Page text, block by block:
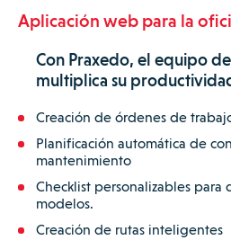
Aplicación web para la
Con Praxedo, el equipo
multiplica su
Creación de órdenes de
Planificación automática de
mantenimiento
Checklist personalizables
modelos.
Creación de rutas inteligentes